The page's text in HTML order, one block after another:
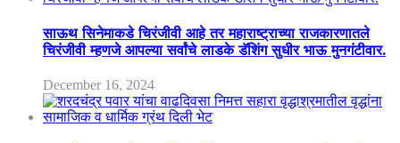
साऊथ सिनेमाकडे चिरंजीवी आहे तर महाराष्ट्राच्या राजकारणातले
चिरंजीवी म्हणजे आपल्या सर्वांचे लाडके डॅशिंग सुधीर भाऊ मुनगंटीवार.
December 16, 2024